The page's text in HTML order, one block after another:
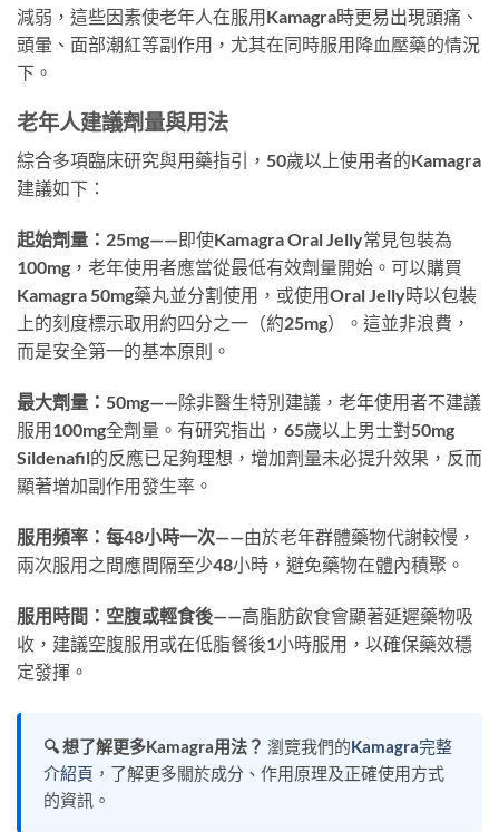
減弱，這些因素使老年人在服用Kamagra時更易出現頭痛、
頭暈、面部潮紅等副作用，尤其在同時服用降血壓藥的情況
下。
老年人建議劑量與用法
綜合多項臨床研究與用藥指引，50歲以上使用者的Kamagra
建議如下：
起始劑量：25mg——即使Kamagra Oral Jelly常見包裝為
100mg，老年使用者應當從最低有效劑量開始。可以購買
Kamagra 50mg藥丸並分割使用，或使用Oral Jelly時以包裝
上的刻度標示取用約四分之一（約25mg）。這並非浪費，
而是安全第一的基本原則。
最大劑量：50mg——除非醫生特別建議，老年使用者不建議
服用100mg全劑量。有研究指出，65歲以上男士對50mg
Sildenafil的反應已足夠理想，增加劑量未必提升效果，反而
顯著增加副作用發生率。
服用頻率：每48小時一次——由於老年群體藥物代謝較慢，
兩次服用之間應間隔至少48小時，避免藥物在體內積聚。
服用時間：空腹或輕食後——高脂肪飲食會顯著延遲藥物吸
收，建議空腹服用或在低脂餐後1小時服用，以確保藥效穩
定發揮。
🔍 想了解更多Kamagra用法？ 瀏覽我們的Kamagra完整
介紹頁 ，了解更多關於成分、作用原理及正確使用方式
的資訊。